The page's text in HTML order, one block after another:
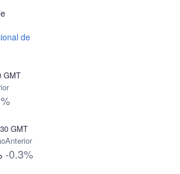
de
GMT
GMT
Anterior
-0.3%